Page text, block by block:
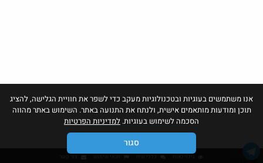
2· 31· 1930
אנו משתמשים בעוגיות ובטכנולוגיות מעקב כדי לשפר את חוויית הגלישה, להציג
תוכן ומודעות מותאמים אישית, ולנתח את התנועה באתר. השימוש באתר מהווה
הסכמה לשימוש בעוגיות. למדיניות הפרטיות
סגור